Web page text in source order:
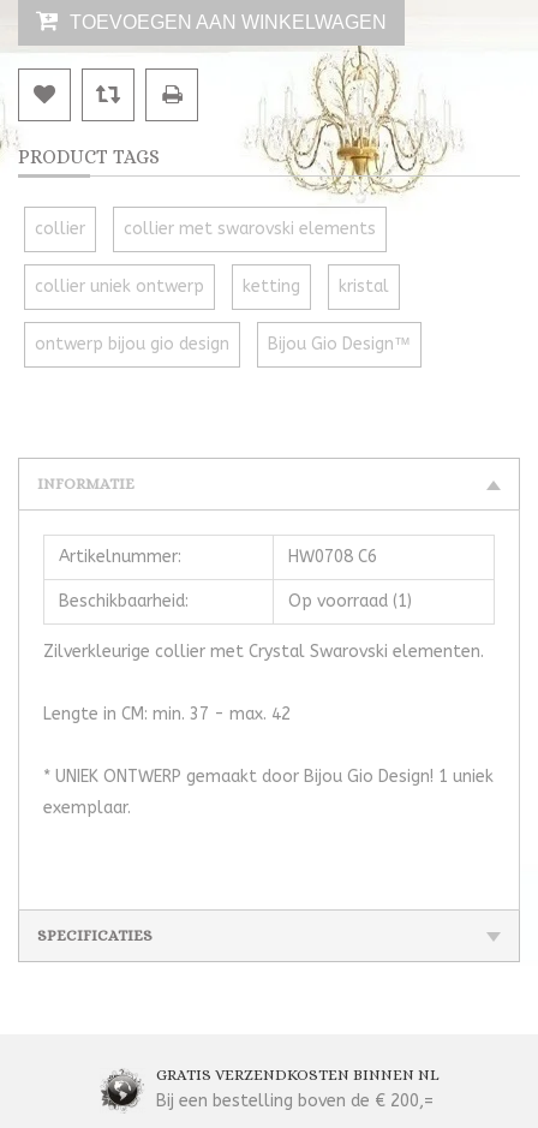
TOEVOEGEN AAN WINKELWAGEN
PRODUCT TAGS
collier collier met swarovski elements
collier uniek ontwerp ketting kristal
ontwerp bijou gio design Bijou Gio Design™
INFORMATIE
Artikelnummer: HW0708 C6
Beschikbaarheid: Op voorraad (1)
Zilverkleurige collier met Crystal Swarovski elementen.
Lengte in CM: min. 37 - max. 42
* UNIEK ONTWERP gemaakt door Bijou Gio Design! 1 uniek
exemplaar.
SPECIFICATIES
GRATIS VERZENDKOSTEN BINNEN NL
Bij een bestelling boven de € 200,=